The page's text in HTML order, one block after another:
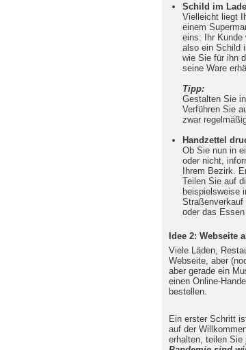
Schild im
Vielleicht liegt
einem
eins: Ihr Kunde
also ein Schild
wie Sie für ihn
seine Ware
Tipp:
Gestalten Sie
Verführen Sie
zwar
Handzettel
Ob Sie nun in
oder nicht,
Ihrem Bezirk.
Teilen Sie auf
beispielsweise
Straßenverkauf
oder das
Idee 2: Webseite
Viele Läden,
Webseite, aber
aber gerade ein
einen Online-
bestellen.
Ein erster Schritt
auf der
erhalten, teilen